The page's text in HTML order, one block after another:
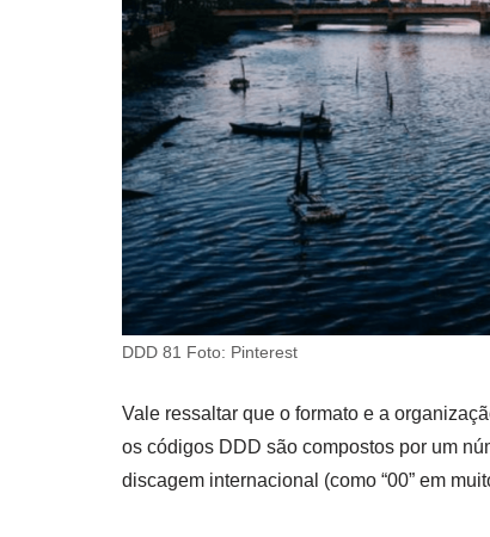
DDD 81 Foto: Pinterest
Vale ressaltar que o formato e a
os códigos DDD são compostos por um
discagem internacional (como “00” em